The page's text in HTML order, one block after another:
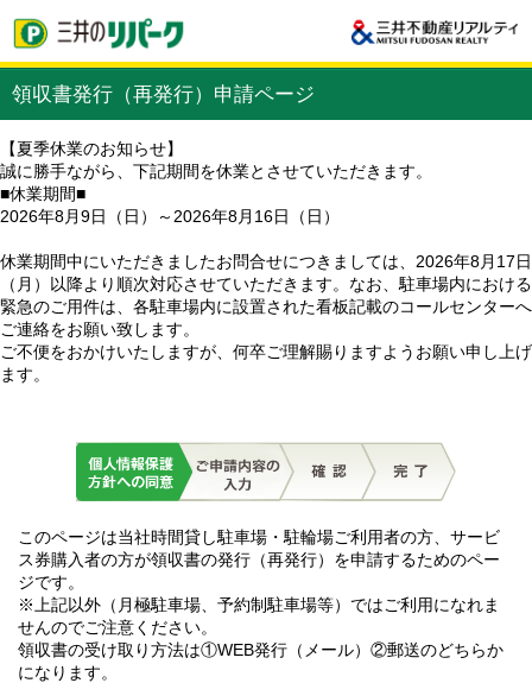
領収書発行（再発行）申請ページ
【夏季休業のお知らせ】
誠に勝手ながら、下記期間を休業とさせていただきます。
■休業期間■
2026年8月9日（日）～2026年8月16日（日）
休業期間中にいただきましたお問合せにつきましては、2026年8月17日
（月）以降より順次対応させていただきます。なお、駐車場内における
緊急のご用件は、各駐車場内に設置された看板記載のコールセンターへ
ご連絡をお願い致します。
ご不便をおかけいたしますが、何卒ご理解賜りますようお願い申し上げ
ます。
このページは当社時間貸し駐車場・駐輪場ご利用者の方、サービ
ス券購入者の方が領収書の発行（再発行）を申請するためのペー
ジです。
※上記以外（月極駐車場、予約制駐車場等）ではご利用になれま
せんのでご注意ください。
領収書の受け取り方法は①WEB発行（メール）②郵送のどちらか
になります。